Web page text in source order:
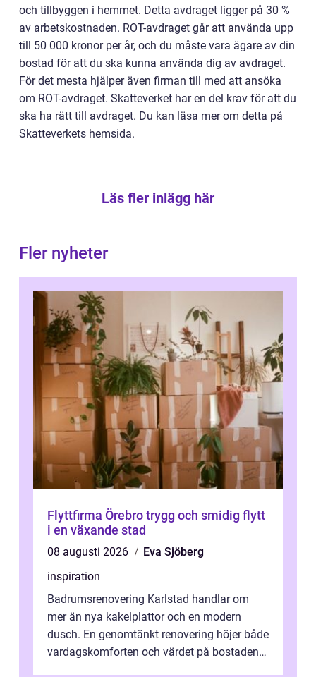
och tillbyggen i hemmet. Detta avdraget ligger på 30 %
av arbetskostnaden. ROT-avdraget går att använda upp
till 50 000 kronor per år, och du måste vara ägare av din
bostad för att du ska kunna använda dig av avdraget.
För det mesta hjälper även firman till med att ansöka
om ROT-avdraget. Skatteverket har en del krav för att du
ska ha rätt till avdraget. Du kan läsa mer om detta på
Skatteverkets hemsida.
Läs fler inlägg här
Fler nyheter
Flyttfirma Örebro trygg och smidig flytt
i en växande stad
08 augusti 2026
Eva Sjöberg
inspiration
Badrumsrenovering Karlstad handlar om
mer än nya kakelplattor och en modern
dusch. En genomtänkt renovering höjer både
vardagskomforten och värdet på bostaden.